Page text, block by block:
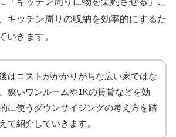
キッチン周りの収納を効率的にするた
いきます。
はコストがかかりがちな広い家ではな
狭いワンルームや1Kの賃貸などを効
に使うダウンサイジングの考え方を踏
て紹介していきます。